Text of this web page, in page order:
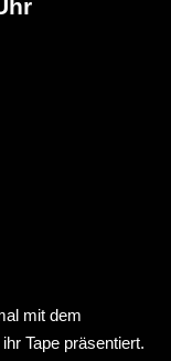
mit dem
Tape präsentiert.